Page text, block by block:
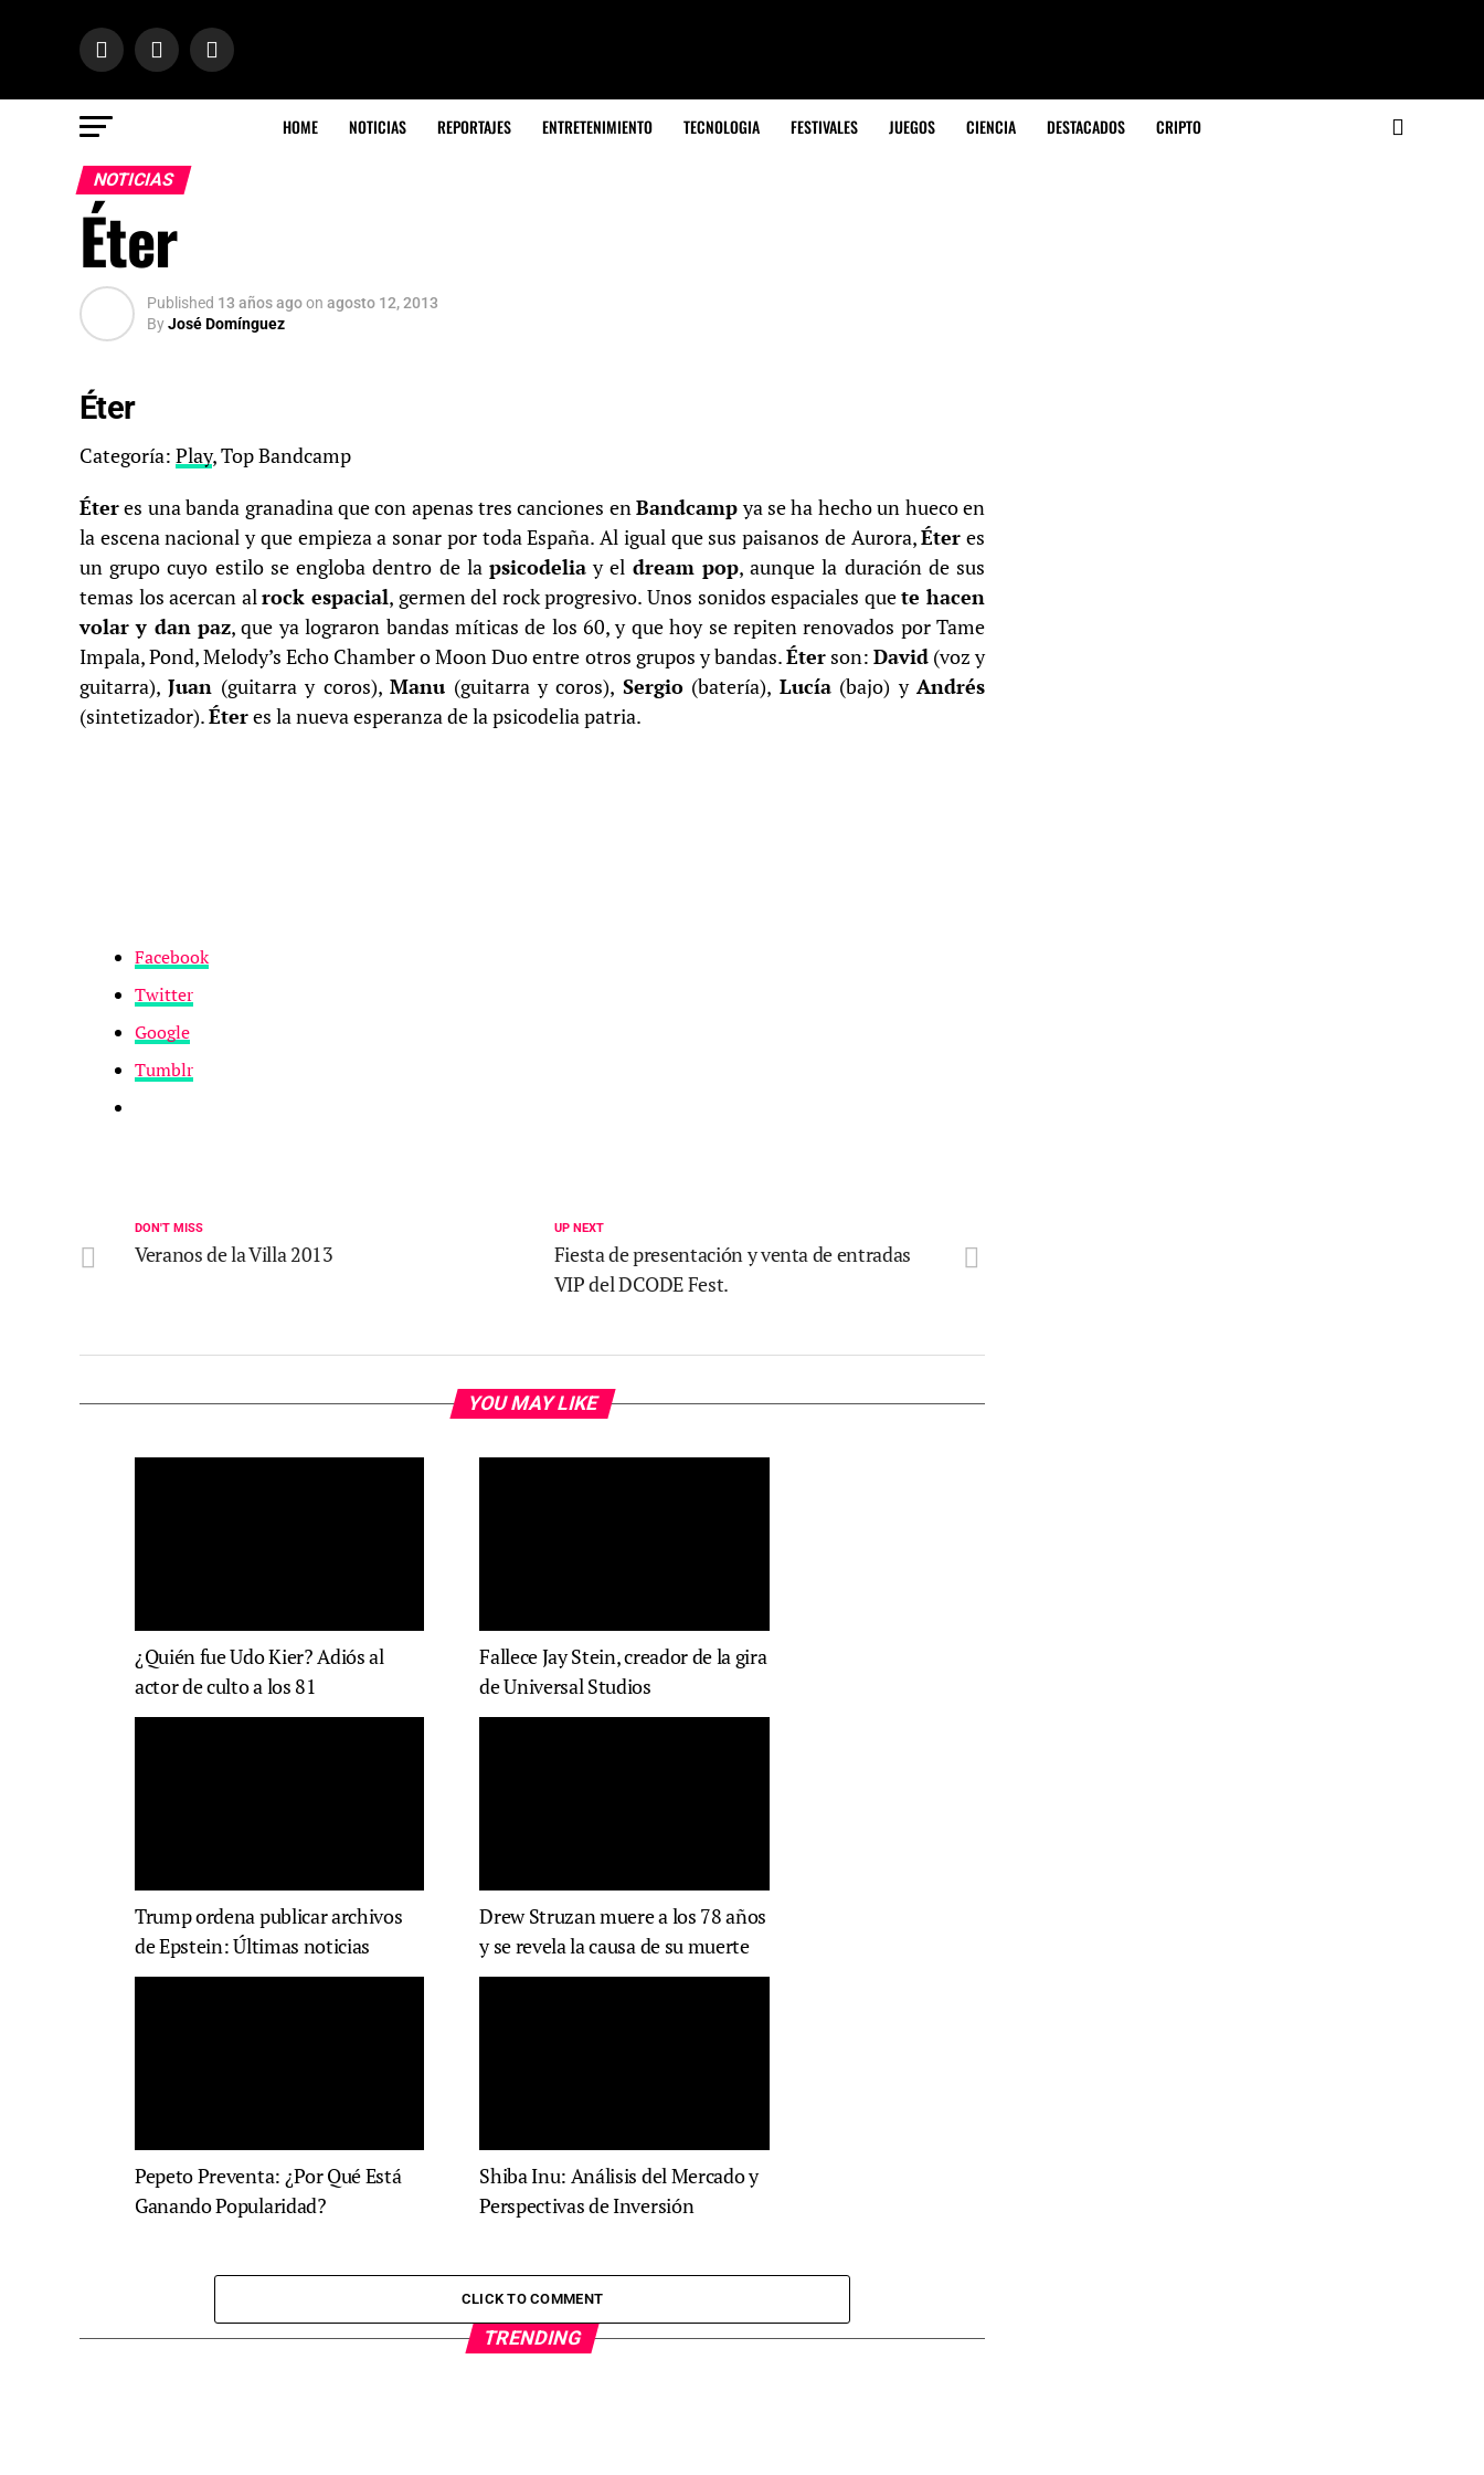
HOME NOTICIAS REPORTAJES ENTRETENIMIENTO TECNOLOGIA FESTIVALES JUEGOS CIENCIA DESTACADOS CRIPTO
NOTICIAS
Éter
Published 13 años agoon agosto 12, 2013
ByJosé Domínguez
Éter
Categoría: Play, Top Bandcamp
Éteres una banda granadina que con apenas tres canciones enBandcampya se ha hecho un hueco en
la escena nacional y que empieza a sonar por toda España. Al igual que sus paisanos de Aurora,Éter es
un grupo cuyo estilo se engloba dentro de la psicodelia y el dream pop, aunque la duración de sus
temas los acercan alrock espacial, germen del rock progresivo. Unos sonidos espaciales quete hacen
volar y dan paz, que ya lograron bandas míticas de los 60, y que hoy se repiten renovados por Tame
Impala, Pond, Melody’s Echo Chamber o Moon Duo entre otros grupos y bandas.Éterson: David(voz y
guitarra),Juan (guitarra y coros),Manu (guitarra y coros), Sergio(batería), Lucía(bajo) yAndrés
(sintetizador).Éteres la nueva esperanza de la psicodelia patria.
Facebook
Twitter
Google
Tumblr
UP NEXT
Fiesta de presentación y venta de entradas
VIP del DCODE Fest.
DON'T MISS
Veranos de la Villa 2013
YOU MAY LIKE
¿Quién fue Udo Kier? Adiós al
actor de culto a los 81
Fallece Jay Stein, creador de la gira
de Universal Studios
Trump ordena publicar archivos
de Epstein: Últimas noticias
Drew Struzan muere a los 78 años
y se revela la causa de su muerte
Pepeto Preventa: ¿Por Qué Está
Ganando Popularidad?
Shiba Inu: Análisis del Mercado y
Perspectivas de Inversión
CLICK TO COMMENT
TRENDING